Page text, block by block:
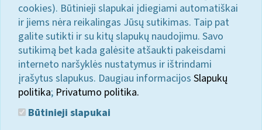
cookies). Būtinieji slapukai įdiegiami automatiškai
ir jiems nėra reikalingas Jūsų sutikimas. Taip pat
galite sutikti ir su kitų slapukų naudojimu. Savo
sutikimą bet kada galėsite atšaukti pakeisdami
interneto naršyklės nustatymus ir ištrindami
įrašytus slapukus. Daugiau informacijos Slapukų
politika; Privatumo politika.
Būtinieji slapukai